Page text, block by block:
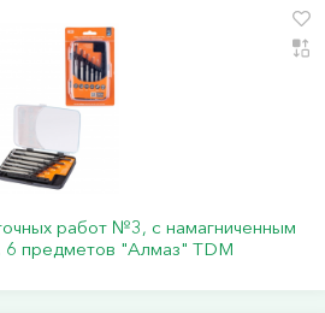
работ №3, с намагниченным
6 предметов "Алмаз" TDM